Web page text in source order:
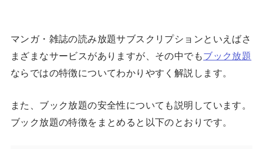
マンガ・雑誌の読み放題サブスクリプションといえばさ
まざまなサービスがありますが、その中でもブック放題
ならではの特徴についてわかりやすく解説します。
また、ブック放題の安全性についても説明しています。
ブック放題の特徴をまとめると以下のとおりです。